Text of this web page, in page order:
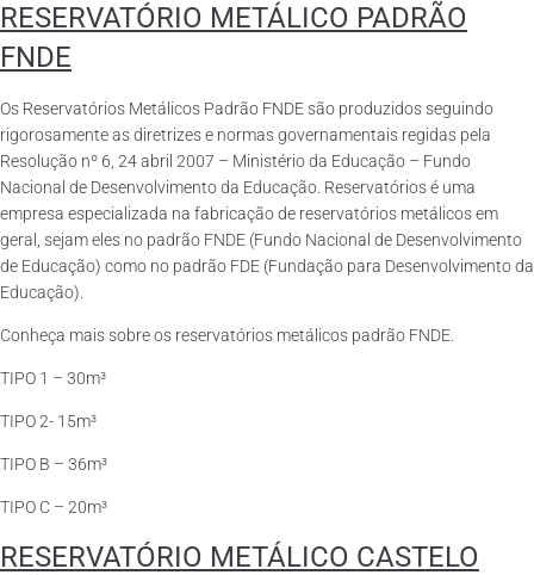
RESERVATÓRIO METÁLICO PADRÃO
FNDE
Os Reservatórios Metálicos Padrão FNDE são produzidos seguindo
rigorosamente as diretrizes e normas governamentais regidas pela
Resolução nº 6, 24 abril 2007 – Ministério da Educação – Fundo
Nacional de Desenvolvimento da Educação. Reservatórios é uma
empresa especializada na fabricação de reservatórios metálicos em
geral, sejam eles no padrão FNDE (Fundo Nacional de Desenvolvimento
de Educação) como no padrão FDE (Fundação para Desenvolvimento da
Educação).
Conheça mais sobre os reservatórios metálicos padrão FNDE.
TIPO 1 – 30m³
TIPO 2- 15m³
TIPO B – 36m³
TIPO C – 20m³
RESERVATÓRIO METÁLICO CASTELO